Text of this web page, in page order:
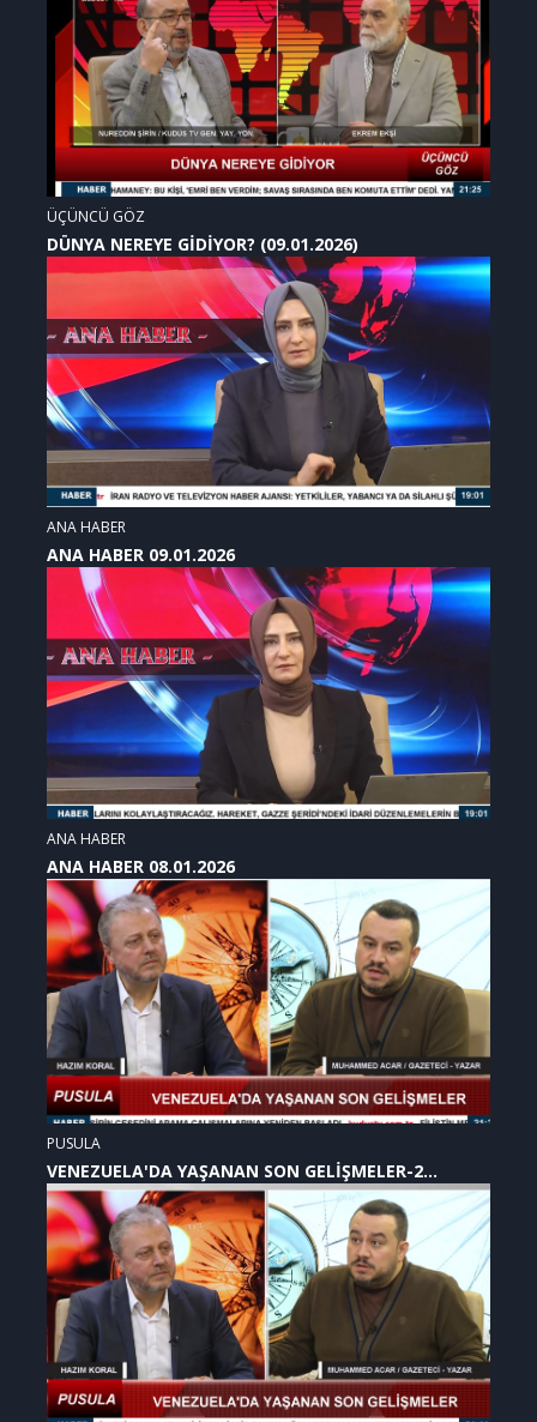
ÜÇÜNCÜ GÖZ
DÜNYA NEREYE GİDİYOR? (09.01.2026)
ANA HABER
ANA HABER 09.01.2026
ANA HABER
ANA HABER 08.01.2026
PUSULA
VENEZUELA'DA YAŞANAN SON GELİŞMELER-2
(07.01.2026)